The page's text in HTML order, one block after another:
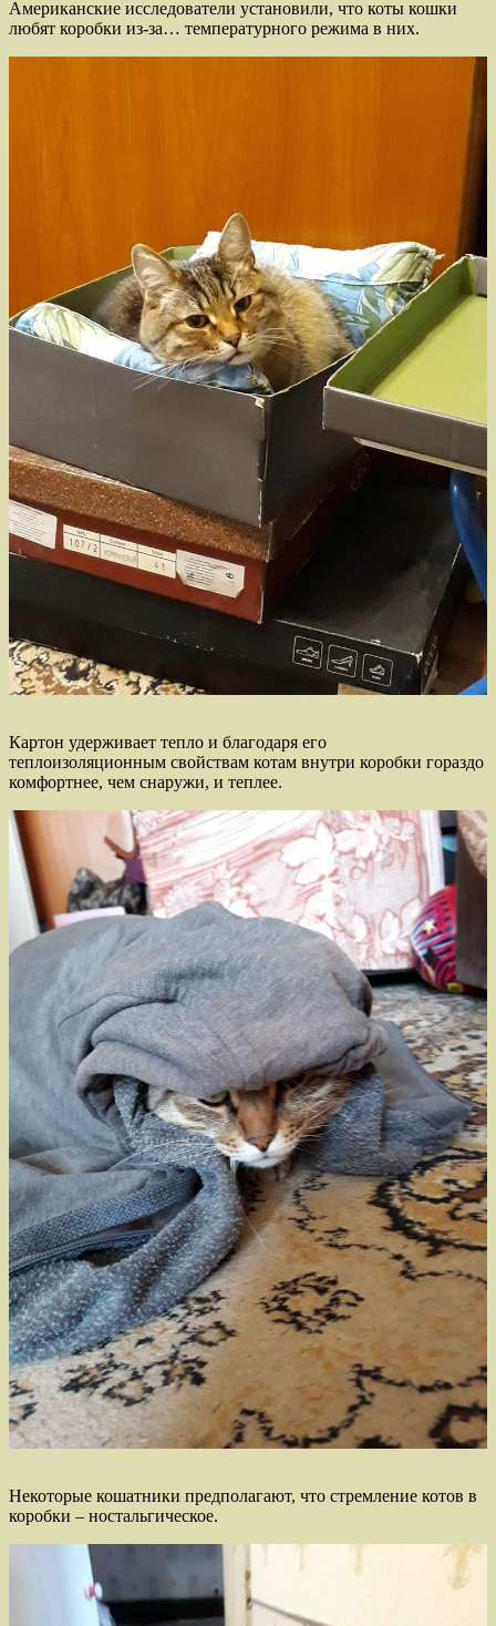
Американские исследователи установили, что коты кошки
любят коробки из-за… температурного режима в них.
Картон удерживает тепло и благодаря его
теплоизоляционным свойствам котам внутри коробки гораздо
комфортнее, чем снаружи, и теплее.
Некоторые кошатники предполагают, что стремление котов в
коробки – ностальгическое.